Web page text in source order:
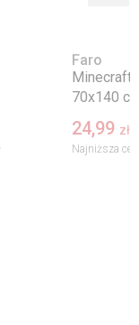
Faro
Minecraft,
70x140
24,99 zł
Najniższa